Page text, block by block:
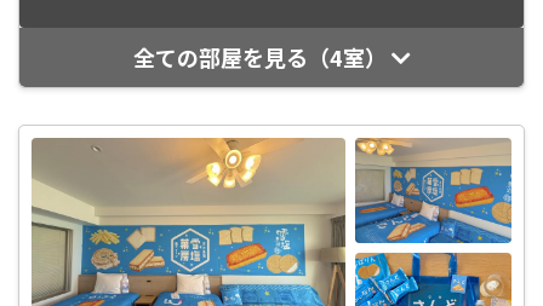
全ての部屋を見る（4室）